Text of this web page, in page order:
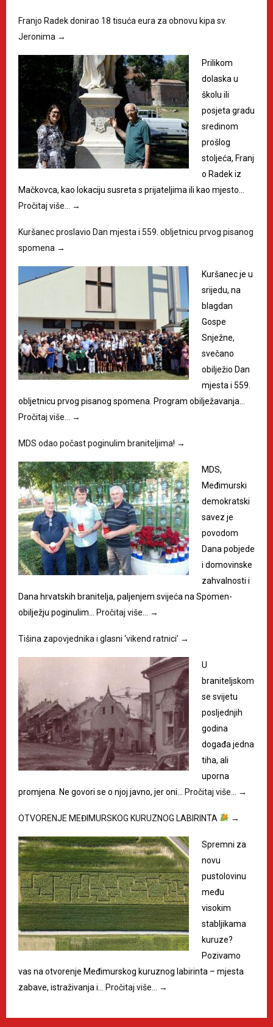
Franjo Radek donirao 18 tisuća eura za obnovu kipa sv.
Jeronima →
Prilikom
dolaska u
školu ili
posjeta gradu
sredinom
prošlog
stoljeća, Franj
o Radek iz
Mačkovca, kao lokaciju susreta s prijateljima ili kao mjesto…
Pročitaj više…
→
Kuršanec proslavio Dan mjesta i 559. obljetnicu prvog pisanog
spomena →
Kuršanec je u
srijedu, na
blagdan
Gospe
Snježne,
svečano
obilježio Dan
mjesta i 559.
obljetnicu prvog pisanog spomena. Program obilježavanja…
Pročitaj više…
→
MDS odao počast poginulim braniteljima! →
MDS,
Međimurski
demokratski
savez je
povodom
Dana pobjede
i domovinske
zahvalnosti i
Dana hrvatskih branitelja, paljenjem svijeća na Spomen-
obilježju poginulim…
Pročitaj više… →
Tišina zapovjednika i glasni ‘vikend ratnici’ →
U
braniteljskom
se svijetu
posljednjih
godina
događa jedna
tiha, ali
uporna
promjena. Ne govori se o njoj javno, jer oni…
Pročitaj više… →
OTVORENJE MEĐIMURSKOG KURUZNOG LABIRINTA →
Spremni za
novu
pustolovinu
među
visokim
stabljikama
kuruze?
Pozivamo
vas na otvorenje Međimurskog kuruznog labirinta – mjesta
zabave, istraživanja i…
Pročitaj više… →